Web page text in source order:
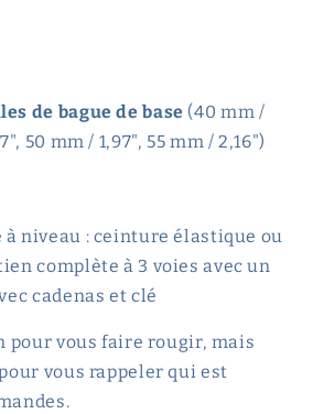
de bague de base (40 mm /
50 mm / 1,97", 55 mm / 2,16")
à niveau : ceinture élastique ou
complète à 3 voies avec un
cadenas et clé
pour vous faire rougir, mais
vous rappeler qui est